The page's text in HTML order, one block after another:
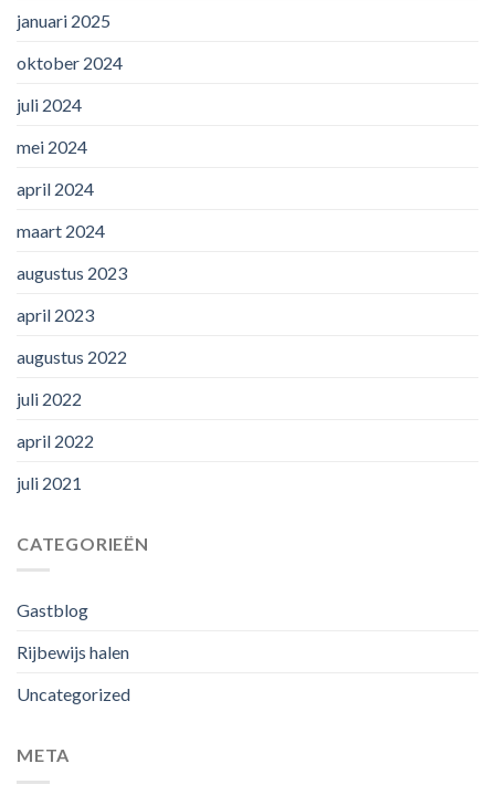
januari 2025
oktober 2024
juli 2024
mei 2024
april 2024
maart 2024
augustus 2023
april 2023
augustus 2022
juli 2022
april 2022
juli 2021
CATEGORIEËN
Gastblog
Rijbewijs halen
Uncategorized
META